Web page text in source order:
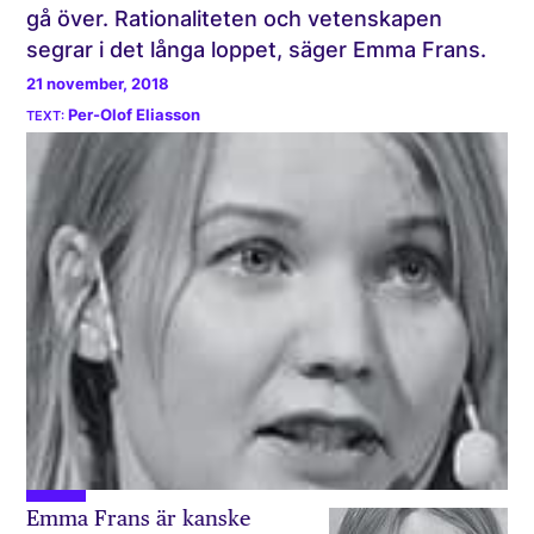
gå över. Rationaliteten och vetenskapen
segrar i det långa loppet, säger Emma Frans.
21 november, 2018
Per-Olof Eliasson
Emma Frans är kanske